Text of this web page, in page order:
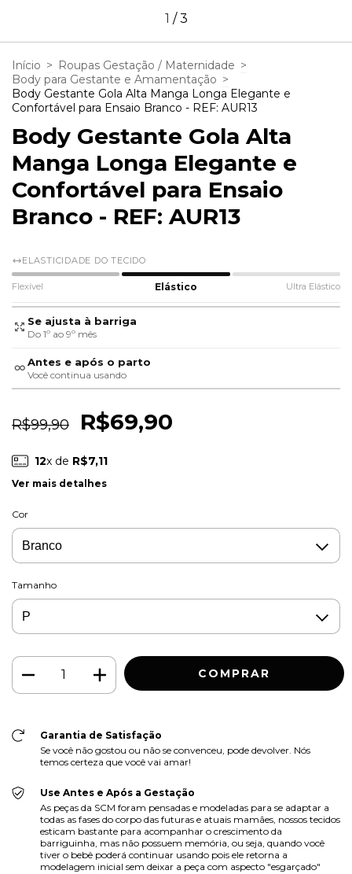
1 /3
Início > Roupas Gestação / Maternidade >
Body para Gestante e Amamentação >
Body Gestante Gola Alta Manga Longa Elegante e
Confortável para Ensaio Branco - REF: AUR13
Body Gestante Gola Alta
Manga Longa Elegante e
Confortável para Ensaio
Branco - REF: AUR13
ELASTICIDADE DO TECIDO
Flexível Elástico Ultra Elástico
Se ajusta à barriga
Do 1º ao 9º mês
Antes e após o parto
Você continua usando
R$99,90 R$69,90
12x de R$7,11
Ver mais detalhes
Cor
Tamanho
Garantia de Satisfação
Se você não gostou ou não se convenceu, pode devolver. Nós
temos certeza que você vai amar!
Use Antes e Após a Gestação
As peças da SCM foram pensadas e modeladas para se adaptar a
todas as fases do corpo das futuras e atuais mamães, nossos tecidos
esticam bastante para acompanhar o crescimento da
barriguinha, mas não possuem memória, ou seja, quando você
tiver o bebê poderá continuar usando pois ele retorna a
modelagem inicial sem deixar a peça com aspecto "esgarçado"